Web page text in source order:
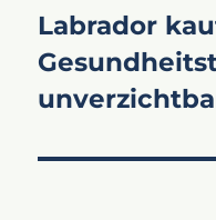
Nächster
Beitrag:
Labrador